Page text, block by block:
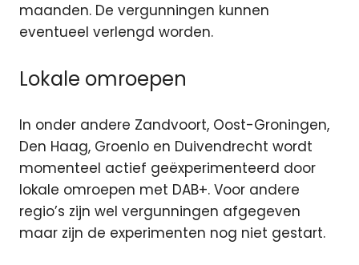
maanden. De vergunningen kunnen
eventueel verlengd worden.
Lokale omroepen
In onder andere Zandvoort, Oost-Groningen,
Den Haag, Groenlo en Duivendrecht wordt
momenteel actief geëxperimenteerd door
lokale omroepen met DAB+. Voor andere
regio’s zijn wel vergunningen afgegeven
maar zijn de experimenten nog niet gestart.